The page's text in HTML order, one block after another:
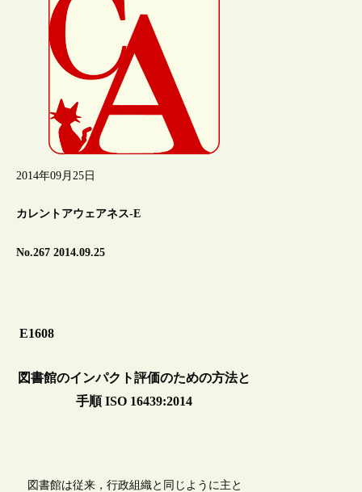
2014年09月25日
カレントアウェアネス-E
No.267 2014.09.25
E1608
図書館のインパクト評価のための方法と
手順 ISO 16439:2014
図書館は従来，行政組織と同じように主と